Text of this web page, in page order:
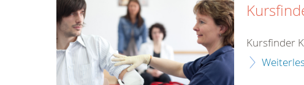
Kursfinder